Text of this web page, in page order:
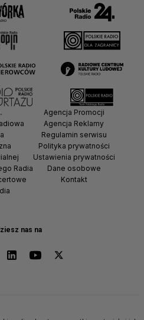
nas na
Radia
Agencja Promocji
Agencja Reklamy
Regulamin serwisu
Polityka prywatności
Ustawienia prywatności
Dane osobowe
Kontakt